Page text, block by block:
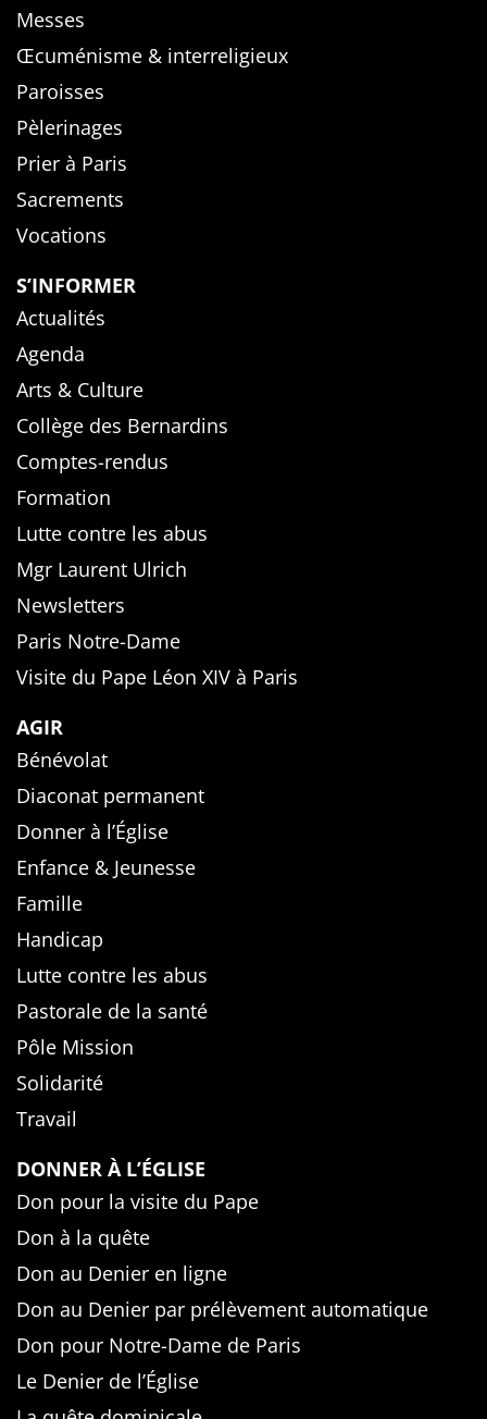
Messes
Œcuménisme & interreligieux
Paroisses
Pèlerinages
Prier à Paris
Sacrements
Vocations
S’INFORMER
Actualités
Agenda
Arts & Culture
Collège des Bernardins
Comptes-rendus
Formation
Lutte contre les abus
Mgr Laurent Ulrich
Newsletters
Paris Notre-Dame
Visite du Pape Léon XIV à Paris
AGIR
Bénévolat
Diaconat permanent
Donner à l’Église
Enfance & Jeunesse
Famille
Handicap
Lutte contre les abus
Pastorale de la santé
Pôle Mission
Solidarité
Travail
DONNER À L’ÉGLISE
Don pour la visite du Pape
Don à la quête
Don au Denier en ligne
Don au Denier par prélèvement automatique
Don pour Notre-Dame de Paris
Le Denier de l’Église